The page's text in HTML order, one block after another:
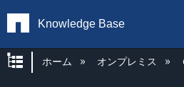
Knowledge Base
グローバル階層を展
ホーム オンプレミス